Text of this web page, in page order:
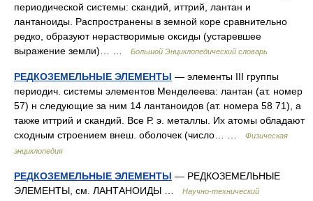
периодической системы: скандий, иттрий, лантан и
лантаноиды. Распространены в земной коре сравнительно
редко, образуют нерастворимые оксиды (устаревшее
выражение земли)… …
Большой Энциклопедический словарь
РЕДКОЗЕМЕЛЬНЫЕ ЭЛЕМЕНТЫ — элементы III группы
периодич. системы элементов Менделеева: лантан (ат. номер
57) н следующие за ним 14 лантаноидов (ат. номера 58 71), а
также иттрий и скандий. Все Р. э. металлы. Их атомы обладают
сходным строением внеш. оболочек (число… …
Физическая
энциклопедия
РЕДКОЗЕМЕЛЬНЫЕ ЭЛЕМЕНТЫ — РЕДКОЗЕМЕЛЬНЫЕ
ЭЛЕМЕНТЫ, см. ЛАНТАНОИДЫ …
Научно-технический